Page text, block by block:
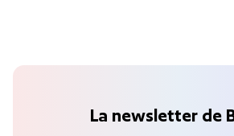
La newsletter de